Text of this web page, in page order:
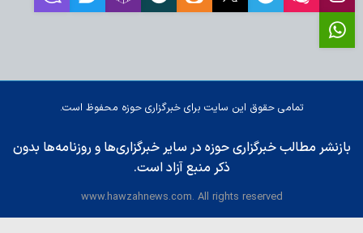
تمامی حقوق این سایت برای خبرگزاری حوزه محفوظ است.
بازنشر مطالب خبرگزاری حوزه در سایر خبرگزاری‌ها و روزنامه‌ها بدون
ذکر منبع آزاد است.
www.hawzahnews.com. All rights reserved